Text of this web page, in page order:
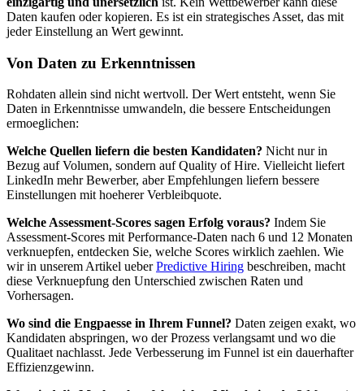
Daten kaufen oder kopieren. Es ist ein strategisches Asset, das mit
jeder Einstellung an Wert gewinnt.
Von Daten zu Erkenntnissen
Rohdaten allein sind nicht wertvoll. Der Wert entsteht, wenn Sie
Daten in Erkenntnisse umwandeln, die bessere Entscheidungen
ermoeglichen:
Welche Quellen liefern die besten Kandidaten? Nicht nur in
Bezug auf Volumen, sondern auf Quality of Hire. Vielleicht liefert
LinkedIn mehr Bewerber, aber Empfehlungen liefern bessere
Einstellungen mit hoeherer Verbleibquote.
Welche Assessment-Scores sagen Erfolg voraus? Indem Sie
Assessment-Scores mit Performance-Daten nach 6 und 12 Monaten
verknuepfen, entdecken Sie, welche Scores wirklich zaehlen. Wie
wir in unserem Artikel ueberPredictive Hiring beschreiben, macht
diese Verknuepfung den Unterschied zwischen Raten und
Vorhersagen.
Wo sind die Engpaesse in Ihrem Funnel? Daten zeigen exakt, wo
Kandidaten abspringen, wo der Prozess verlangsamt und wo die
Qualitaet nachlasst. Jede Verbesserung im Funnel ist ein dauerhafter
Effizienzgewinn.